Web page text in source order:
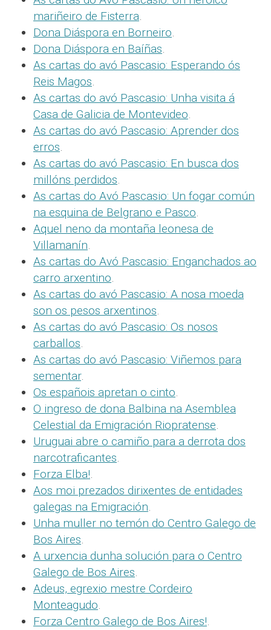
mariñeiro de Fisterra.
Dona Diáspora en Borneiro.
Dona Diáspora en Baíñas.
As cartas do avó Pascasio: Esperando ós
Reis Magos.
As cartas do avó Pascasio: Unha visita á
Casa de Galicia de Montevideo.
As cartas do avó Pascasio: Aprender dos
erros.
As cartas do avó Pascasio: En busca dos
millóns perdidos.
As cartas do Avó Pascasio: Un fogar común
na esquina de Belgrano e Pasco.
Aquel neno da montaña leonesa de
Villamanín.
As cartas do Avó Pascasio: Enganchados ao
carro arxentino.
As cartas do avó Pascasio: A nosa moeda
son os pesos arxentinos.
As cartas do avó Pascasio: Os nosos
carballos.
As cartas do avó Pascasio: Viñemos para
sementar.
Os españois apretan o cinto.
O ingreso de dona Balbina na Asemblea
Celestial da Emigración Riopratense.
Uruguai abre o camiño para a derrota dos
narcotraficantes.
Forza Elba!.
Aos moi prezados dirixentes de entidades
galegas na Emigración.
Unha muller no temón do Centro Galego de
Bos Aires.
A urxencia dunha solución para o Centro
Galego de Bos Aires.
Adeus, egrexio mestre Cordeiro
Monteagudo.
Forza Centro Galego de Bos Aires!.